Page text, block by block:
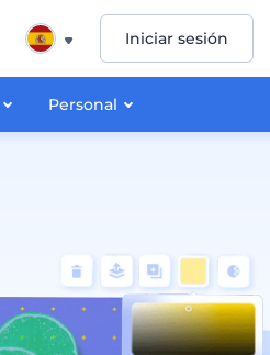
Personal
Iniciar sesión